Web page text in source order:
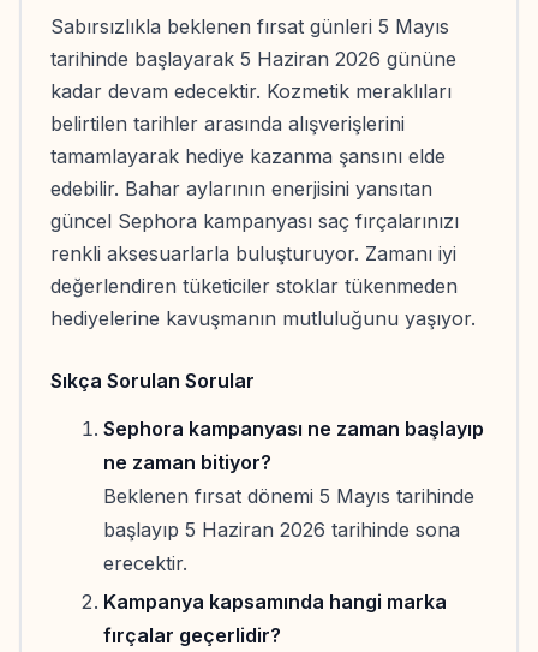
Sabırsızlıkla beklenen fırsat günleri 5 Mayıs
tarihinde başlayarak 5 Haziran 2026 gününe
kadar devam edecektir. Kozmetik meraklıları
belirtilen tarihler arasında alışverişlerini
tamamlayarak hediye kazanma şansını elde
edebilir. Bahar aylarının enerjisini yansıtan
güncel Sephora kampanyası saç fırçalarınızı
renkli aksesuarlarla buluşturuyor. Zamanı iyi
değerlendiren tüketiciler stoklar tükenmeden
hediyelerine kavuşmanın mutluluğunu yaşıyor.
Sıkça Sorulan Sorular
Sephora kampanyası ne zaman başlayıp
ne zaman bitiyor?
Beklenen fırsat dönemi 5 Mayıs tarihinde
başlayıp 5 Haziran 2026 tarihinde sona
erecektir.
Kampanya kapsamında hangi marka
fırçalar geçerlidir?